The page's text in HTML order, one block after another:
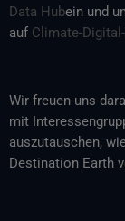
Data Hubein und
auf Climate-
Wir freuen uns
mit
auszutauschen,
Destination Earth